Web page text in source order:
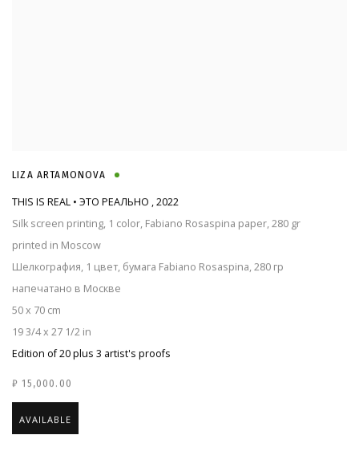
LIZA ARTAMONOVA
THIS IS REAL • ЭТО РЕАЛЬНО ,2022
Silk screen printing, 1 color, Fabiano Rosaspina paper, 280 gr
printed in Moscow
Шелкография, 1 цвет, бумага Fabiano Rosaspina, 280 гр
напечатано в Москве
50 x 70 cm
19 3/4 x 27 1/2 in
Edition of 20 plus 3 artist's proofs
₽ 15,000.00
AVAILABLE